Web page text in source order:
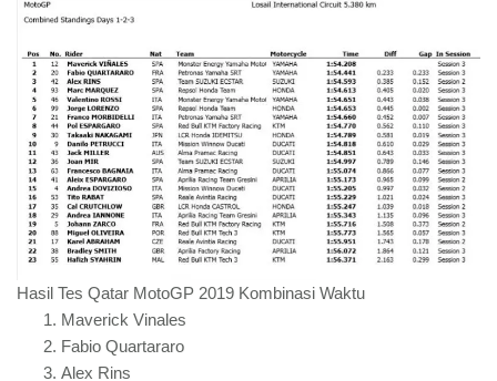
Hasil Tes Qatar MotoGP 2019 Kombinasi Waktu
Maverick Vinales
Fabio Quartararo
Alex Rins